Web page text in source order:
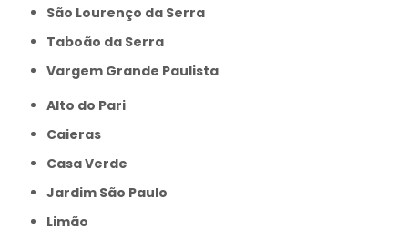
São Lourenço da Serra
Taboão da Serra
Vargem Grande Paulista
Alto do Pari
Caieras
Casa Verde
Jardim São Paulo
Limão